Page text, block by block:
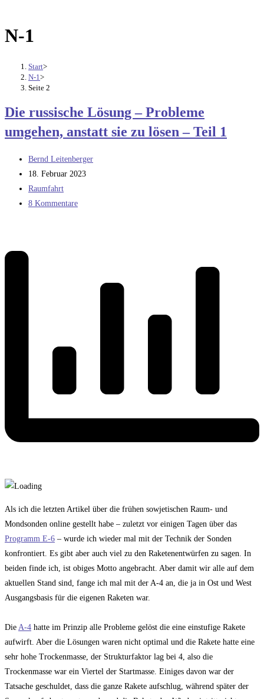
N-1
Start>
N-1 >
Seite 2
Die russische Lösung – Probleme
umgehen, anstatt sie zu lösen – Teil 1
Beitrags-
Autor:
Bernd Leitenberger
Beitrag
veröffentlicht:
18. Februar 2023
Beitrags-
Kategorie:
Raumfahrt
Beitrags-
8 Kommentare
Als ich die letzten Artikel über die frühen sowjetischen Raum- und
Mondsonden online gestellt habe – zuletzt vor einigen Tagen über das
Programm E-6 – wurde ich wieder mal mit der Technik der Sonden
konfrontiert. Es gibt aber auch viel zu den Raketenentwürfen zu sagen. In
beiden finde ich, ist obiges Motto angebracht. Aber damit wir alle auf dem
aktuellen Stand sind, fange ich mal mit der A-4 an, die ja in Ost und West
Ausgangsbasis für die eigenen Raketen war.
Die A-4 hatte im Prinzip alle Probleme gelöst die eine einstufige Rakete
aufwirft. Aber die Lösungen waren nicht optimal und die Rakete hatte eine
sehr hohe Trockenmasse, der Strukturfaktor lag bei 4, also die
Trockenmasse war ein Viertel der Startmasse. Einiges davon war der
Tatsache geschuldet, dass die ganze Rakete aufschlug, während später der